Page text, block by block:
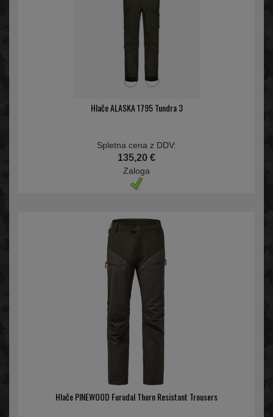
Hlače ALASKA 1795 Tundra 3
Spletna cena z DDV:
135,20 €
Zaloga
Hlače PINEWOOD Furudal Thorn Resistant Trousers